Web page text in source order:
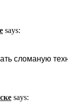
says:
сломаную
says: